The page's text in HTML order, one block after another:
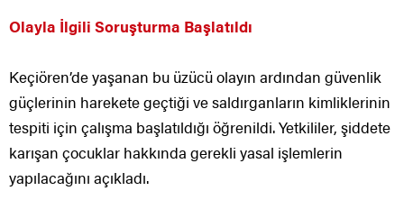
Olayla İlgili Soruşturma Başlatıldı
Keçiören’de yaşanan bu üzücü olayın ardından güvenlik
güçlerinin harekete geçtiği ve saldırganların kimliklerinin
tespiti için çalışma başlatıldığı öğrenildi. Yetkililer, şiddete
karışan çocuklar hakkında gerekli yasal işlemlerin
yapılacağını açıkladı.